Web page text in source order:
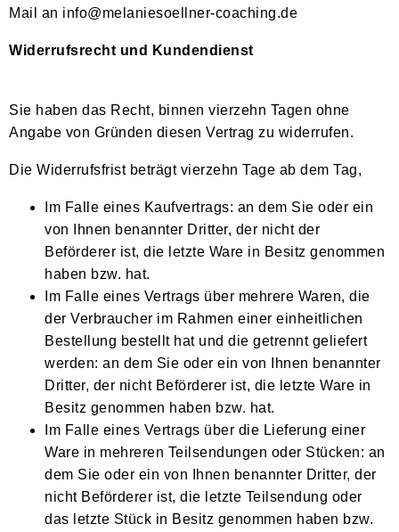
Mail an info@melaniesoellner-coaching.de
Widerrufsrecht und Kundendienst
Sie haben das Recht, binnen vierzehn Tagen ohne
Angabe von Gründen diesen Vertrag zu widerrufen.
Die Widerrufsfrist beträgt vierzehn Tage ab dem Tag,
Im Falle eines Kaufvertrags: an dem Sie oder ein
von Ihnen benannter Dritter, der nicht der
Beförderer ist, die letzte Ware in Besitz genommen
haben bzw. hat.
Im Falle eines Vertrags über mehrere Waren, die
der Verbraucher im Rahmen einer einheitlichen
Bestellung bestellt hat und die getrennt geliefert
werden: an dem Sie oder ein von Ihnen benannter
Dritter, der nicht Beförderer ist, die letzte Ware in
Besitz genommen haben bzw. hat.
Im Falle eines Vertrags über die Lieferung einer
Ware in mehreren Teilsendungen oder Stücken: an
dem Sie oder ein von Ihnen benannter Dritter, der
nicht Beförderer ist, die letzte Teilsendung oder
das letzte Stück in Besitz genommen haben bzw.